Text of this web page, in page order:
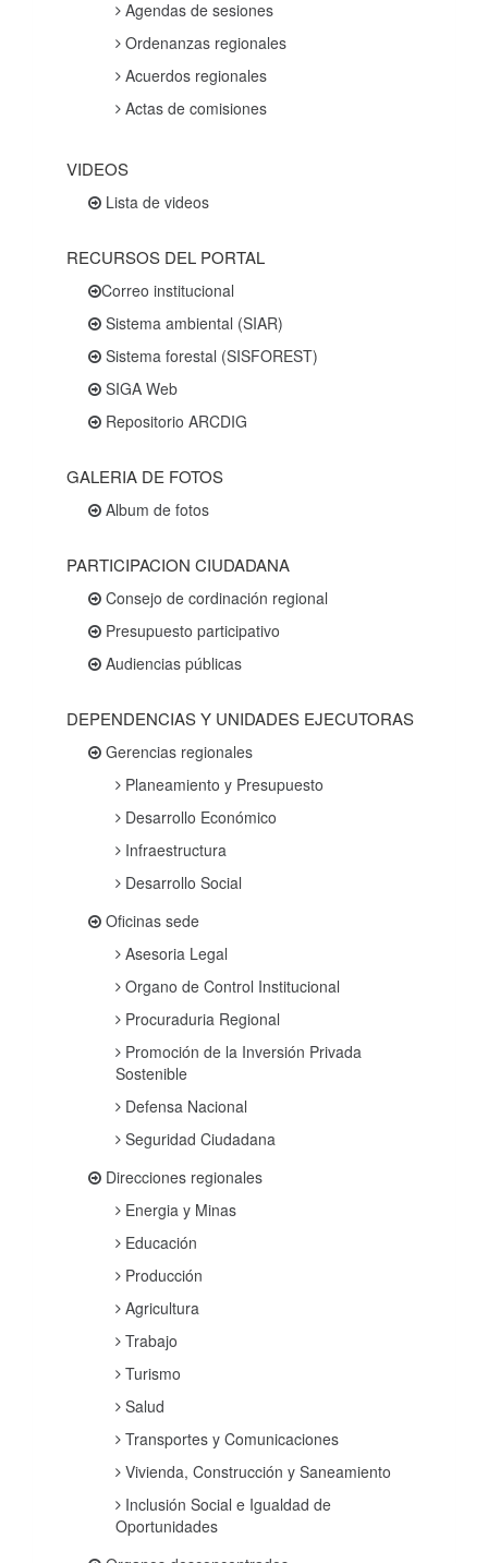
Agendas de sesiones
Ordenanzas regionales
Acuerdos regionales
Actas de comisiones
VIDEOS
Lista de videos
RECURSOS DEL PORTAL
Correo institucional
Sistema ambiental (SIAR)
Sistema forestal (SISFOREST)
SIGA Web
Repositorio ARCDIG
GALERIA DE FOTOS
Album de fotos
PARTICIPACION CIUDADANA
Consejo de cordinación regional
Presupuesto participativo
Audiencias públicas
DEPENDENCIAS Y UNIDADES EJECUTORAS
Gerencias regionales
Planeamiento y Presupuesto
Desarrollo Económico
Infraestructura
Desarrollo Social
Oficinas sede
Asesoria Legal
Organo de Control Institucional
Procuraduria Regional
Promoción de la Inversión Privada
Sostenible
Defensa Nacional
Seguridad Ciudadana
Direcciones regionales
Energia y Minas
Educación
Producción
Agricultura
Trabajo
Turismo
Salud
Transportes y Comunicaciones
Vivienda, Construcción y Saneamiento
Inclusión Social e Igualdad de
Oportunidades